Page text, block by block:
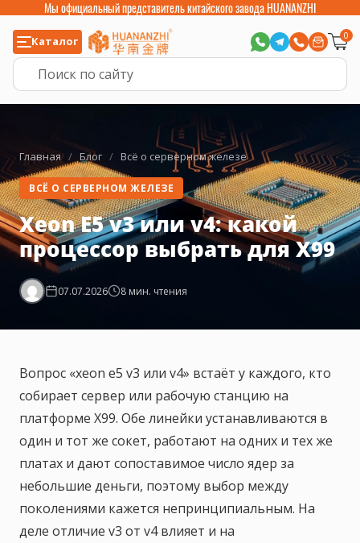
Мы официальный представитель китайского завода HUANANZHI
Каталог 0
Главная / Блог / Всё о серверном железе
ВСЁ О СЕРВЕРНОМ ЖЕЛЕЗЕ
Xeon E5 v3 или v4: какой
процессор выбрать для X99
07.07.2026 8 мин. чтения
Вопрос «xeon e5 v3 или v4» встаёт у каждого, кто
собирает сервер или рабочую станцию на
платформе X99. Обе линейки устанавливаются в
один и тот же сокет, работают на одних и тех же
платах и дают сопоставимое число ядер за
небольшие деньги, поэтому выбор между
поколениями кажется непринципиальным. На
деле отличие v3 от v4 влияет и на